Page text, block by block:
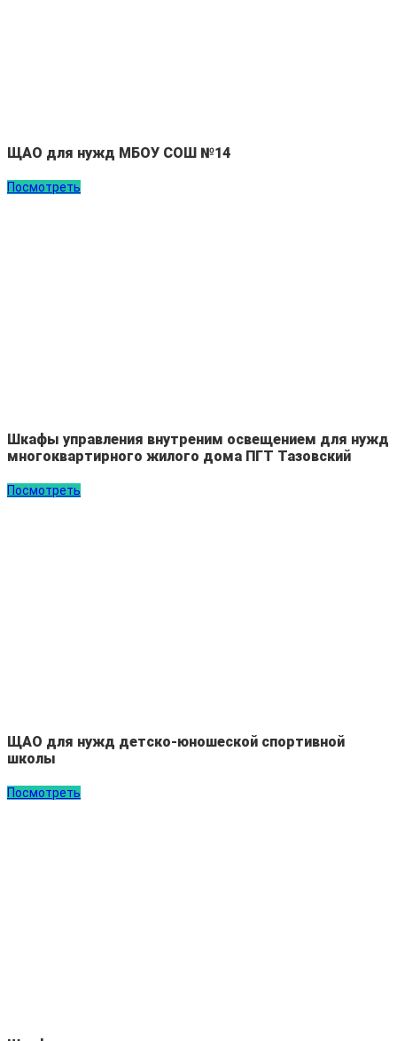
ЩАО для нужд МБОУ СОШ №14
Посмотреть
Шкафы управления внутреним освещением для нужд
многоквартирного жилого дома ПГТ Тазовский
Посмотреть
ЩАО для нужд детско-юношеской спортивной
школы
Посмотреть